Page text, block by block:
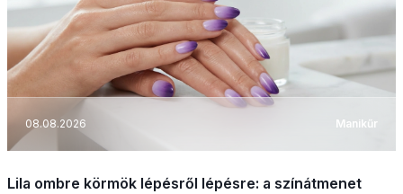
08.08.2026 Manikűr
Lila ombre körmök lépésről lépésre: a színátmenet